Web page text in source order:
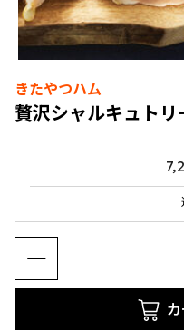
きたやつハム
贅沢シャルキュトリ